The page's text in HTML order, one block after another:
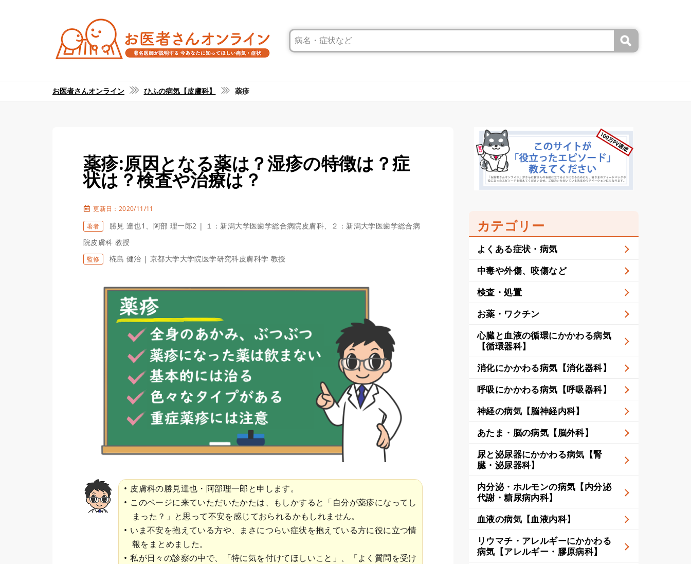
お医者さんオンライン ひふの病気【皮膚科】 薬疹
薬疹:原因となる薬は？湿疹の特徴は？症
状は？検査や治療は？
更新日：2020/11/11
著者
勝見 達也1、阿部 理一郎2 | １：新潟大学医歯学総合病院皮膚科、２：新潟大学医歯学総合病
院皮膚科 教授
監修 椛島 健治 | 京都大学大学院医学研究科皮膚科学 教授
皮膚科の勝見達也・阿部理一郎と申します。
このページに来ていただいたかたは、もしかすると「自分が薬疹になってし
まった？」と思って不安を感じておられるかもしれません。
いま不安を抱えている方や、まさにつらい症状を抱えている方に役に立つ情
報をまとめました。
私が日々の診察の中で、「特に気を付けてほしいこと」、「よく質問を受け
カテゴリー
よくある症状・病気
中毒や外傷、咬傷など
検査・処置
お薬・ワクチン
心臓と血液の循環にかかわる病気
【循環器科】
消化にかかわる病気【消化器科】
呼吸にかかわる病気【呼吸器科】
神経の病気【脳神経内科】
あたま・脳の病気【脳外科】
尿と泌尿器にかかわる病気【腎
臓・泌尿器科】
内分泌・ホルモンの病気【内分泌
代謝・糖尿病内科】
血液の病気【血液内科】
リウマチ・アレルギーにかかわる
病気【アレルギー・膠原病科】